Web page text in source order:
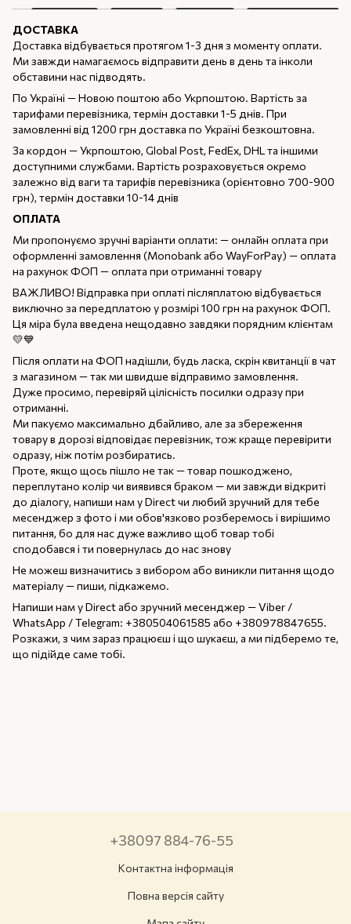
ДОСТАВКА
Доставка відбувається протягом 1-3 дня з моменту оплати.
Ми завжди намагаємось відправити день в день та інколи
обставини нас підводять.
По Україні — Новою поштою або Укрпоштою. Вартість за
тарифами перевізника, термін доставки 1-5 днів. При
замовленні від 1200 грн доставка по Україні безкоштовна.
За кордон — Укрпоштою, Global Post, FedEx, DHL та іншими
доступними службами. Вартість розраховується окремо
залежно від ваги та тарифів перевізника (орієнтовно 700-900
грн), термін доставки 10-14 днів
ОПЛАТА
Ми пропонуємо зручні варіанти оплати: — онлайн оплата при
оформленні замовлення (Monobank або WayForPay) — оплата
на рахунок ФОП — оплата при отриманні товару
ВАЖЛИВО! Відправка при оплаті післяплатою відбувається
виключно за передплатою у розмірі 100 грн на рахунок ФОП.
Ця міра була введена нещодавно завдяки порядним клієнтам
💛💙
Після оплати на ФОП надішли, будь ласка, скрін квитанції в чат
з магазином — так ми швидше відправимо замовлення.
Дуже просимо, перевіряй цілісність посилки одразу при
отриманні.
Ми пакуємо максимально дбайливо, але за збереження
товару в дорозі відповідає перевізник, тож краще перевірити
одразу, ніж потім розбиратись.
Проте, якщо щось пішло не так — товар пошкоджено,
переплутано колір чи виявився браком — ми завжди відкриті
до діалогу, напиши нам у Direct чи любий зручний для тебе
месенджер з фото і ми обов'язково розберемось і вирішимо
питання, бо для нас дуже важливо щоб товар тобі
сподобався і ти повернулась до нас знову
Не можеш визначитись з вибором або виникли питання щодо
матеріалу — пиши, підкажемо.
Напиши нам у Direct або зручний месенджер — Viber /
WhatsApp / Telegram: +380504061585 або +380978847655.
Розкажи, з чим зараз працюєш і що шукаєш, а ми підберемо те,
що підійде саме тобі.
+38097 884-76-55
Контактна інформація
Повна версія сайту